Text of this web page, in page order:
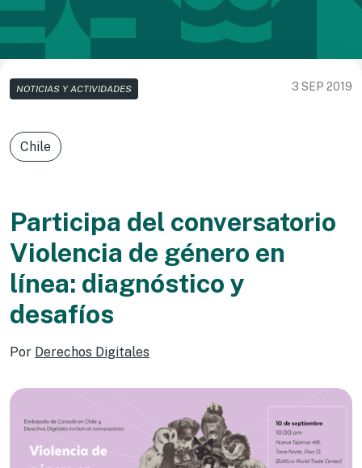
NOTICIAS Y ACTIVIDADES 3 SEP 2019
Chile
Participa del conversatorio
Violencia de género en
línea: diagnóstico y
desafíos
Por Derechos Digitales